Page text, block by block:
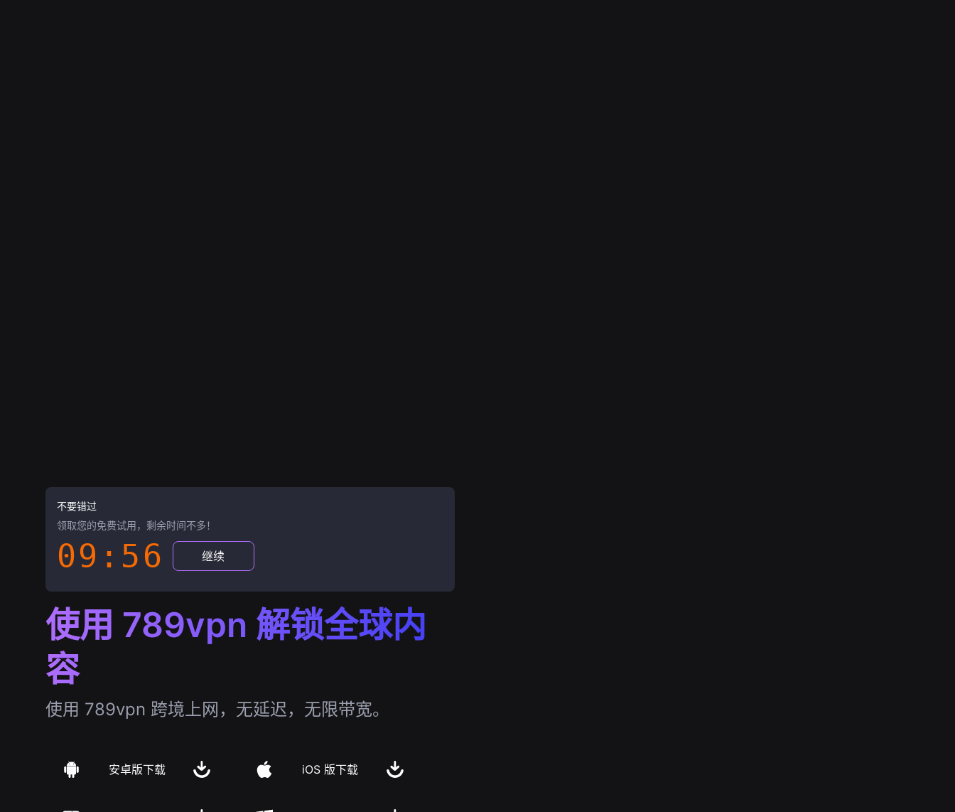
不要错过
领取您的免费试用，剩余时间不多！
09:55 继续
使用 789vpn 解锁全球内
容
使用 789vpn 跨境上网，无延迟，无限带宽。
安卓版下载 iOS 版下载